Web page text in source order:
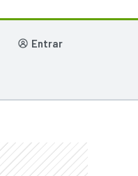
entrar